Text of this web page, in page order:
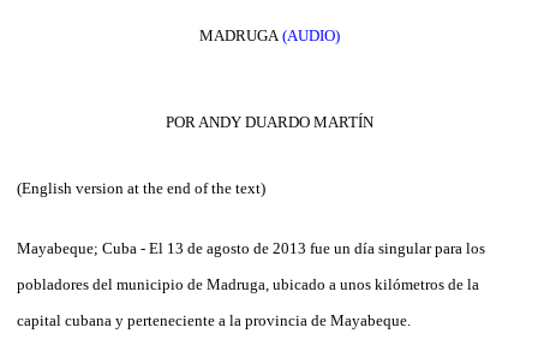
MADRUGA (AUDIO)
POR ANDY DUARDO MARTÍN
(English version at the end of the text)
Mayabeque; Cuba - El 13 de agosto de 2013 fue un día singular para los
pobladores del municipio de Madruga, ubicado a unos kilómetros de la
capital cubana y perteneciente a la provincia de Mayabeque.